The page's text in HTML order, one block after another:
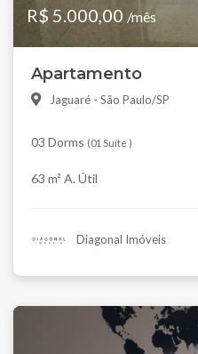
R$ 5.000,00 /mês
Apartamento
Jaguaré - São Paulo/SP
03 Dorms (01 Suíte )
63 m² A. Útil
Diagonal Imóveis